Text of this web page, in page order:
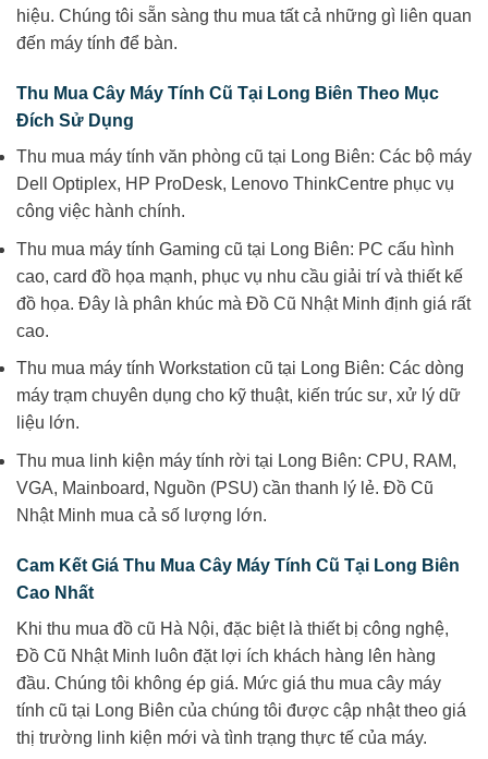
hiệu. Chúng tôi sẵn sàng thu mua tất cả những gì liên quan
đến máy tính để bàn.
Thu Mua Cây Máy Tính Cũ Tại Long Biên Theo Mục
Đích Sử Dụng
Thu mua máy tính văn phòng cũ tại Long Biên: Các bộ máy
Dell Optiplex, HP ProDesk, Lenovo ThinkCentre phục vụ
công việc hành chính.
Thu mua máy tính Gaming cũ tại Long Biên: PC cấu hình
cao, card đồ họa mạnh, phục vụ nhu cầu giải trí và thiết kế
đồ họa. Đây là phân khúc mà Đồ Cũ Nhật Minh định giá rất
cao.
Thu mua máy tính Workstation cũ tại Long Biên: Các dòng
máy trạm chuyên dụng cho kỹ thuật, kiến trúc sư, xử lý dữ
liệu lớn.
Thu mua linh kiện máy tính rời tại Long Biên: CPU, RAM,
VGA, Mainboard, Nguồn (PSU) cần thanh lý lẻ. Đồ Cũ
Nhật Minh mua cả số lượng lớn.
Cam Kết Giá Thu Mua Cây Máy Tính Cũ Tại Long Biên
Cao Nhất
Khi thu mua đồ cũ Hà Nội, đặc biệt là thiết bị công nghệ,
Đồ Cũ Nhật Minh luôn đặt lợi ích khách hàng lên hàng
đầu. Chúng tôi không ép giá. Mức giá thu mua cây máy
tính cũ tại Long Biên của chúng tôi được cập nhật theo giá
thị trường linh kiện mới và tình trạng thực tế của máy.